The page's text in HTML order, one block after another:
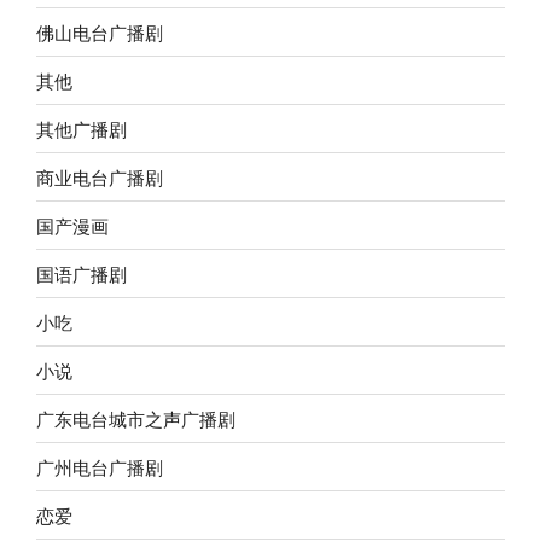
佛山电台广播剧
其他
其他广播剧
商业电台广播剧
国产漫画
国语广播剧
小吃
小说
广东电台城市之声广播剧
广州电台广播剧
恋爱